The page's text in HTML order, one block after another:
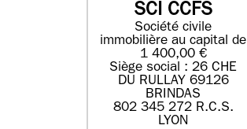
SCI CCFS
Société civile
immobilière au capital de
1 400,00 €
Siège social : 26 CHE
DU RULLAY 69126
BRINDAS
802 345 272 R.C.S.
LYON